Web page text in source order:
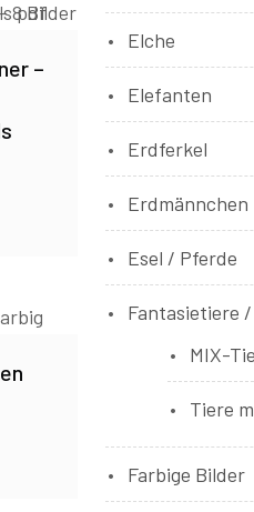
–
Elche
Elefanten
Erdferkel
Erdmännchen
Esel / Pferde
Fantasietiere
MIX-
Tiere
Farbige Bilder